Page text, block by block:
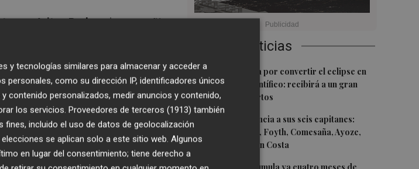
Últimas Noticias
1Castelló apuesta por convertir el eclipse en
un referente científico: recibirá a un gran
equipo de expertos
2
El Villarreal anuncia a sus seis capitanes:
Gerard Moreno, Foyth, Comesaña, Ayoze,
Cardona y Logan Costa
yAritza Rodero, la compañía
la galería, lo que va a permitir a la
arterías comerciales de
como capital mundial del
las mismas fuentes, pero lo
su próxima apertura para 2022.
y tecnologías similares para almacenar y acceder a
como su dirección IP, identificadores únicos
contenido personalizados, medir anuncios y contenido,
los servicios. Proveedores de terceros (1913) también
incluido el uso de datos de geolocalización
se aplican solo a este sitio web. Algunos
en lugar del consentimiento; tiene derecho a